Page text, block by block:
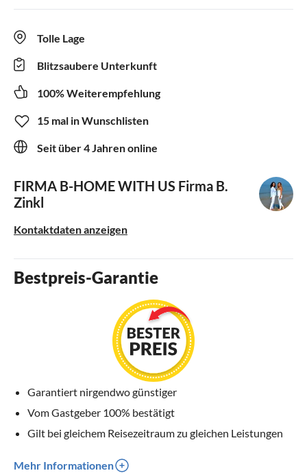
Tolle Lage
Blitzsaubere Unterkunft
100% Weiterempfehlung
15 mal in Wunschlisten
Seit über 4 Jahren online
FIRMA B-HOME WITH US Firma B.
Zinkl
Kontaktdaten anzeigen
Bestpreis-Garantie
Garantiert nirgendwo günstiger
Vom Gastgeber 100% bestätigt
Gilt bei gleichem Reisezeitraum zu gleichen Leistungen
Mehr Informationen